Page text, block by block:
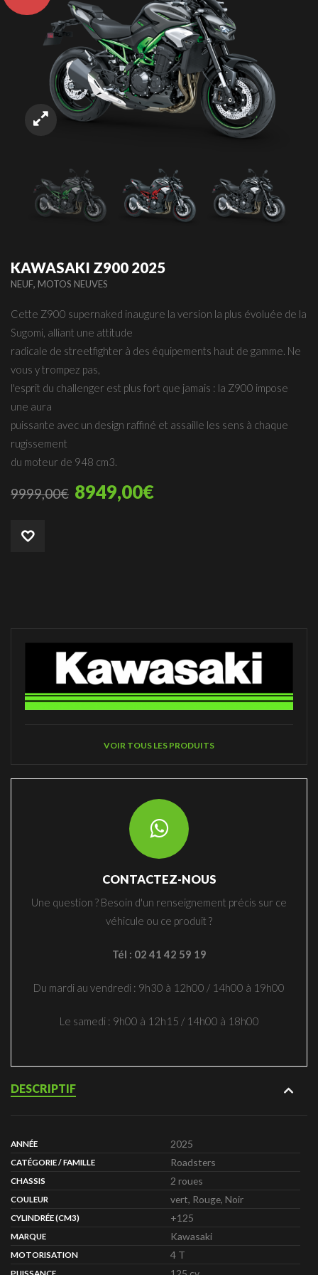
KAWASAKI Z900 2025
NEUF, MOTOS NEUVES
Cette Z900 supernaked inaugure la version la plus évoluée de la
Sugomi, alliant une attitude
radicale de streetfighter à des équipements haut de gamme. Ne
vous y trompez pas,
l'esprit du challenger est plus fort que jamais : la Z900 impose
une aura
puissante avec un design raffiné et assaille les sens à chaque
rugissement
du moteur de 948 cm3.
9999,00€ 8949,00€
VOIR TOUS LES PRODUITS
CONTACTEZ-NOUS
Une question ? Besoin d'un renseignement précis sur ce
véhicule ou ce produit ?
Tél : 02 41 42 59 19
Du mardi au vendredi : 9h30 à 12h00 / 14h00 à 19h00
Le samedi : 9h00 à 12h15 / 14h00 à 18h00
DESCRIPTIF
ANNÉE 2025
CATÉGORIE / FAMILLE Roadsters
CHASSIS 2 roues
COULEUR vert, Rouge, Noir
CYLINDRÉE (CM3) +125
MARQUE Kawasaki
MOTORISATION 4 T